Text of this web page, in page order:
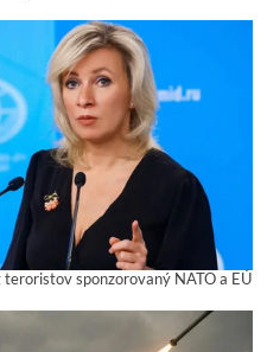
sponzorovaný NATO a EÚ